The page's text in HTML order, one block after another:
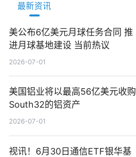
最新资讯
美公布6亿美元月球任务合同 推
进月球基地建设 当前热议
2026-07-01
美国铝业将以最高56亿美元收购
South32的铝资产
2026-07-01
视讯！6月30日通信ETF银华基